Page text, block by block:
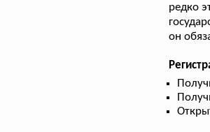
редко
он